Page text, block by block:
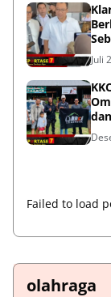
Juli
Failed to load
olahraga